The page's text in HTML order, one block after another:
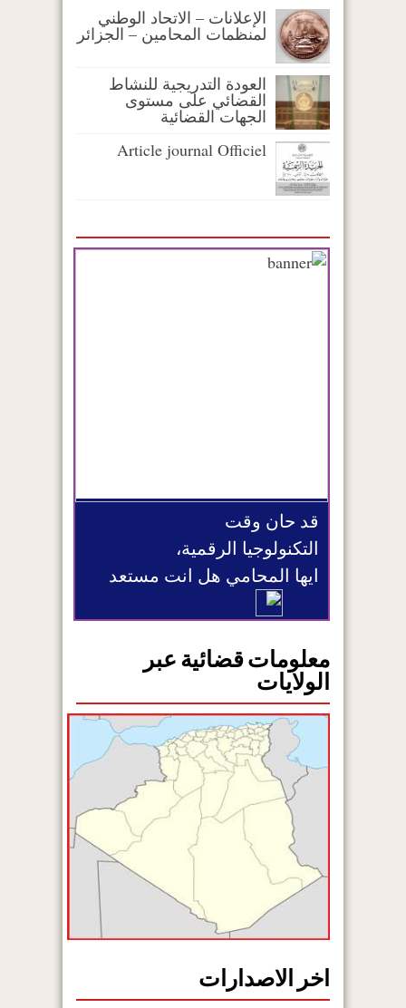
الإعلانات – الاتحاد الوطني
لمنظمات المحامين – الجزائر
العودة التدريجية للنشاط
القضائي على مستوى
الجهات القضائية
Article journal Officiel
قد حان وقت
التكنولوجيا الرقمية،
ايها المحامي هل انت مستعد
معلومات قضائية عبر
الولايات
اخر الاصدارات